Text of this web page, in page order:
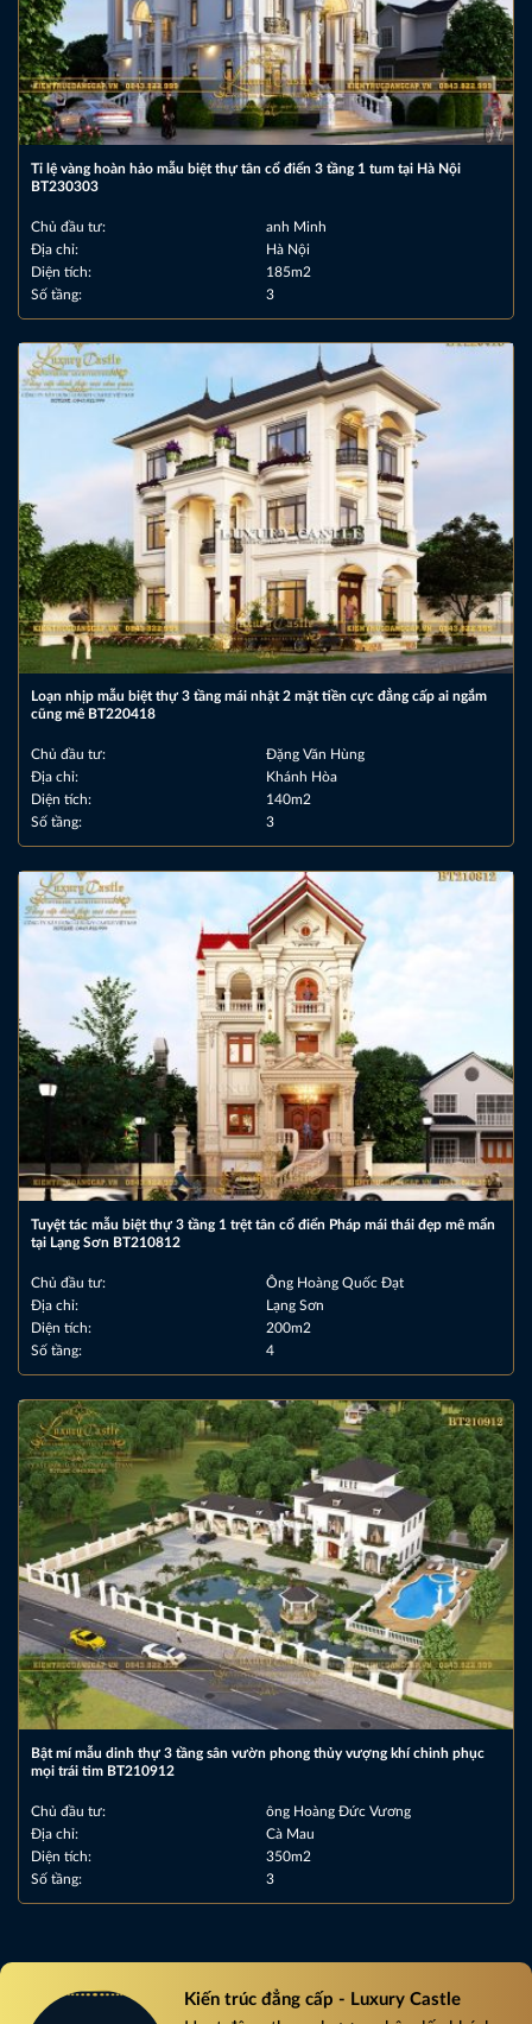
Tỉ lệ vàng hoàn hảo mẫu biệt thự tân cổ điển 3 tầng 1 tum tại Hà Nội
BT230303
Chủ đầu tư:
anh Minh
Địa chỉ:
Hà Nội
Diện tích:
185m2
Số tầng:
3
Loạn nhịp mẫu biệt thự 3 tầng mái nhật 2 mặt tiền cực đẳng cấp ai ngắm
cũng mê BT220418
Chủ đầu tư:
Đặng Văn Hùng
Địa chỉ:
Khánh Hòa
Diện tích:
140m2
Số tầng:
3
Tuyệt tác mẫu biệt thự 3 tầng 1 trệt tân cổ điển Pháp mái thái đẹp mê mẩn
tại Lạng Sơn BT210812
Chủ đầu tư:
Ông Hoàng Quốc Đạt
Địa chỉ:
Lạng Sơn
Diện tích:
200m2
Số tầng:
4
Bật mí mẫu dinh thự 3 tầng sân vườn phong thủy vượng khí chinh phục
mọi trái tim BT210912
Chủ đầu tư:
ông Hoàng Đức Vương
Địa chỉ:
Cà Mau
Diện tích:
350m2
Số tầng:
3
Kiến trúc đẳng cấp - Luxury Castle